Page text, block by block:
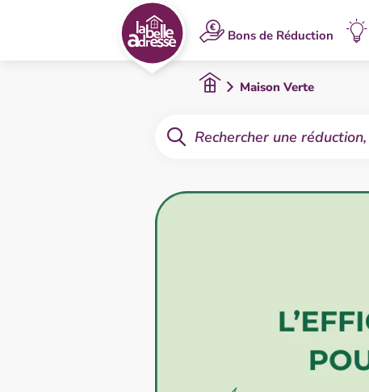
Bons de Réduction
Maison Verte​
Rechercher